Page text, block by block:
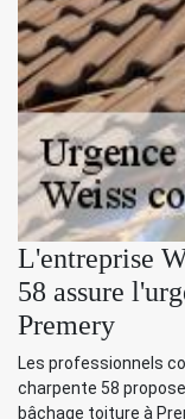
L'entreprise
58 assure
Premery
Les professionnels
charpente 58
bâchage toiture à